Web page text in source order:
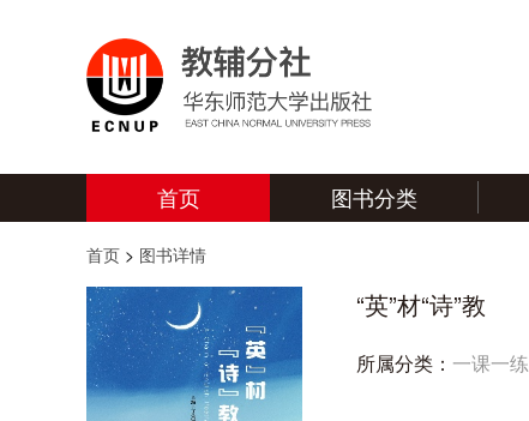
首页 图书分类
首页 > 图书详情
“英”材“诗”教
所属分类： 一课一练